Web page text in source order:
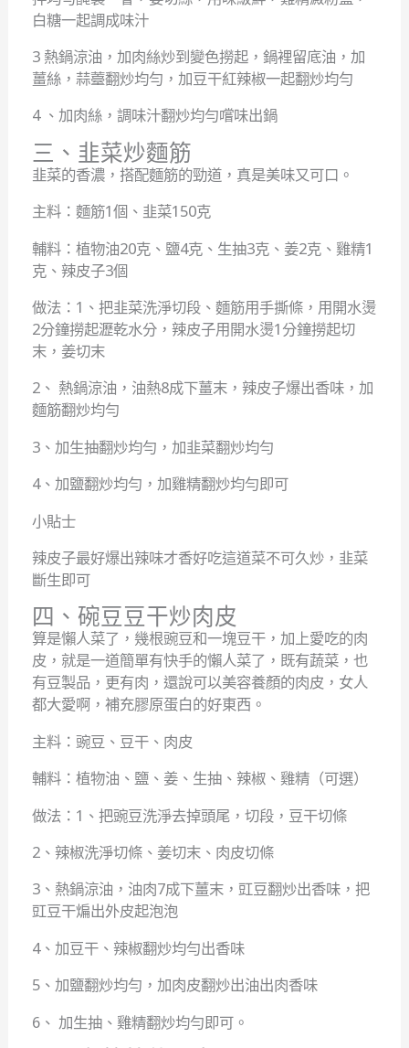
白糖一起調成味汁
3 熱鍋涼油，加肉絲炒到變色撈起，鍋裡留底油，加
薑絲，蒜薹翻炒均勻，加豆干紅辣椒一起翻炒均勻
4 、加肉絲，調味汁翻炒均勻嚐味出鍋
三、韭菜炒麵筋
韭菜的香濃，搭配麵筋的勁道，真是美味又可口。
主料：麵筋1個、韭菜150克
輔料：植物油20克、鹽4克、生抽3克、姜2克、雞精1
克、辣皮子3個
做法：1、把韭菜洗淨切段、麵筋用手撕條，用開水燙
2分鐘撈起瀝乾水分，辣皮子用開水燙1分鐘撈起切
末，姜切末
2、 熱鍋涼油，油熱8成下薑末，辣皮子爆出香味，加
麵筋翻炒均勻
3、加生抽翻炒均勻，加韭菜翻炒均勻
4、加鹽翻炒均勻，加雞精翻炒均勻即可
小貼士
辣皮子最好爆出辣味才香好吃這道菜不可久炒，韭菜
斷生即可
四、碗豆豆干炒肉皮
算是懶人菜了，幾根豌豆和一塊豆干，加上愛吃的肉
皮，就是一道簡單有快手的懶人菜了，既有蔬菜，也
有豆製品，更有肉，還說可以美容養顏的肉皮，女人
都大愛啊，補充膠原蛋白的好東西。
主料：豌豆、豆干、肉皮
輔料：植物油、鹽、姜、生抽、辣椒、雞精（可選）
做法：1、把豌豆洗淨去掉頭尾，切段，豆干切條
2、辣椒洗淨切條、姜切末、肉皮切條
3、熱鍋涼油，油肉7成下薑末，豇豆翻炒出香味，把
豇豆干煸出外皮起泡泡
4、加豆干、辣椒翻炒均勻出香味
5、加鹽翻炒均勻，加肉皮翻炒出油出肉香味
6、 加生抽、雞精翻炒均勻即可。